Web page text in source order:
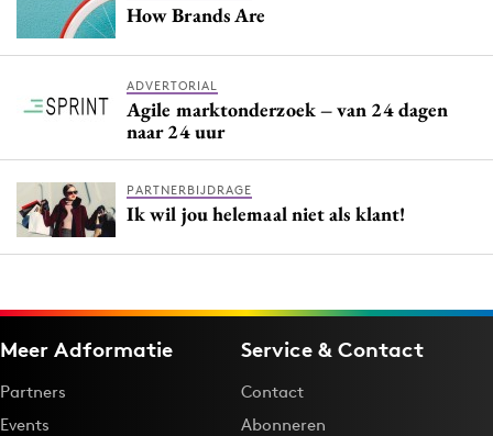
How Brands Are
ADVERTORIAL
Agile marktonderzoek – van 24 dagen
naar 24 uur
PARTNERBIJDRAGE
Ik wil jou helemaal niet als klant!
Meer Adformatie
Partners
Events
Service & Contact
Contact
Abonneren